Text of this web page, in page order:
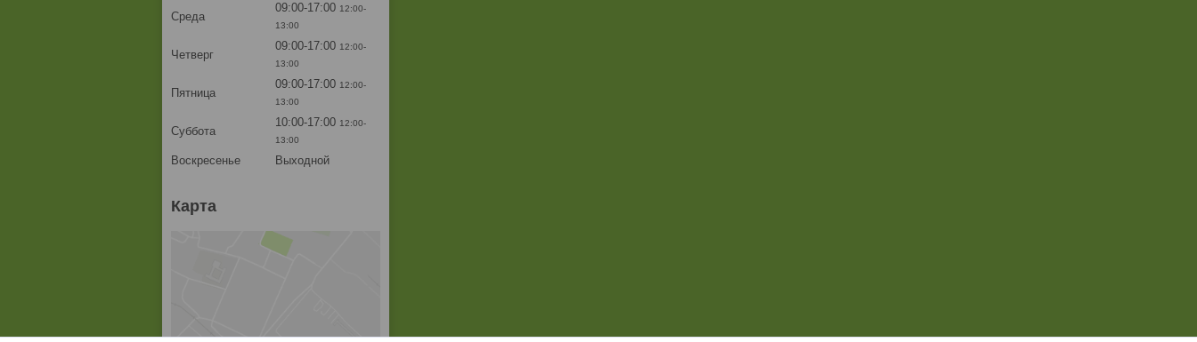
Среда
09:00-17:00 12:00-
13:00
Четверг
09:00-17:00 12:00-
13:00
Пятница
09:00-17:00 12:00-
13:00
Суббота
10:00-17:00 12:00-
13:00
Воскресенье Выходной
Карта